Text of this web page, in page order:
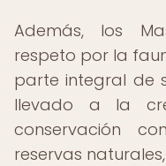
Además, los
respeto por la
parte integral de
llevado a la
conservación
reservas